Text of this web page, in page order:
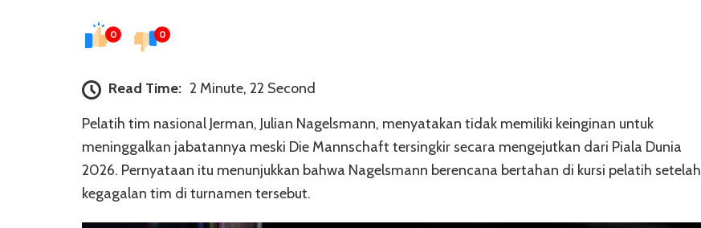
0 0
Read Time: 2 Minute, 22 Second
Pelatih tim nasional Jerman, Julian Nagelsmann, menyatakan tidak memiliki keinginan untuk
meninggalkan jabatannya meski Die Mannschaft tersingkir secara mengejutkan dari Piala Dunia
2026. Pernyataan itu menunjukkan bahwa Nagelsmann berencana bertahan di kursi pelatih setelah
kegagalan tim di turnamen tersebut.